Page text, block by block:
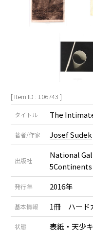
[ Item ID : 106743 ]
タイトル The
著者/作家 Josef Sudek
出版社
National
5Continents
発行年 2016年
基本情報 1冊 ハード
状態 表紙・天少